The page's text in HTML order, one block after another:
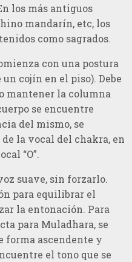
los más antiguos
mandarín, etc, los
como sagrados.
con una postura
cojín en el piso). Debe
mantener la columna
se encuentre
del mismo, se
la vocal del chakra, en
“O”.
suave, sin forzarlo.
para equilibrar el
la entonación. Para
para Muladhara, se
forma ascendente y
el tono que se